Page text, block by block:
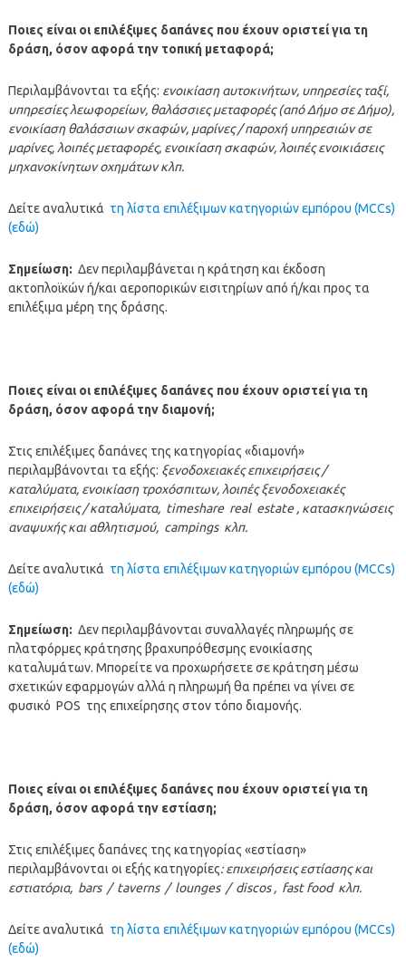
Ποιες είναι οι επιλέξιμες δαπάνες που έχουν οριστεί για τη
δράση, όσον αφορά την τοπική μεταφορά;
Περιλαμβάνονται τα εξής: ενοικίαση αυτοκινήτων, υπηρεσίες ταξί,
υπηρεσίες λεωφορείων, θαλάσσιες μεταφορές (από Δήμο σε Δήμο),
ενοικίαση θαλάσσιων σκαφών, μαρίνες / παροχή υπηρεσιών σε
μαρίνες, λοιπές μεταφορές, ενοικίαση σκαφών, λοιπές ενοικιάσεις
μηχανοκίνητων οχημάτων κλπ.
Δείτε αναλυτικά τη λίστα επιλέξιμων κατηγοριών εμπόρου (MCCs)
(εδώ)
Σημείωση: Δεν περιλαμβάνεται η κράτηση και έκδοση
ακτοπλοϊκών ή/και αεροπορικών εισιτηρίων από ή/και προς τα
επιλέξιμα μέρη της δράσης.
Ποιες είναι οι επιλέξιμες δαπάνες που έχουν οριστεί για τη
δράση, όσον αφορά την διαμονή;
Στις επιλέξιμες δαπάνες της κατηγορίας «διαμονή»
περιλαμβάνονται τα εξής: ξενοδοχειακές επιχειρήσεις /
καταλύματα, ενοικίαση τροχόσπιτων, λοιπές ξενοδοχειακές
επιχειρήσεις / καταλύματα, timeshare real estate, κατασκηνώσεις
αναψυχής και αθλητισμού, campings κλπ.
Δείτε αναλυτικά τη λίστα επιλέξιμων κατηγοριών εμπόρου (MCCs)
(εδώ)
Σημείωση: Δεν περιλαμβάνονται συναλλαγές πληρωμής σε
πλατφόρμες κράτησης βραχυπρόθεσμης ενοικίασης
καταλυμάτων. Μπορείτε να προχωρήσετε σε κράτηση μέσω
σχετικών εφαρμογών αλλά η πληρωμή θα πρέπει να γίνει σε
φυσικό POS της επιχείρησης στον τόπο διαμονής.
Ποιες είναι οι επιλέξιμες δαπάνες που έχουν οριστεί για τη
δράση, όσον αφορά την εστίαση;
Στις επιλέξιμες δαπάνες της κατηγορίας «εστίαση»
περιλαμβάνονται οι εξής κατηγορίες: επιχειρήσεις εστίασης και
εστιατόρια, bars/taverns/lounges/discos,fast foodκλπ.
Δείτε αναλυτικά τη λίστα επιλέξιμων κατηγοριών εμπόρου (MCCs)
(εδώ)